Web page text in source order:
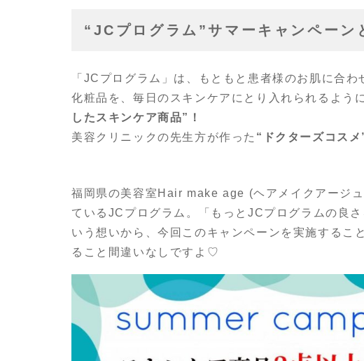
“JCプログラム”サマーキャンペーン
「JCプログラム」は、もともと患者様のお肌に合
化粧品を、毎日のスキンケアにとり入れられるよう
したスキンケア商品”！
美容クリニックの先生方が作った “ドクターズコスメ
福岡県の美容室Hair make age (ヘアメイクアージ
ているJCプログラム。「もっとJCプログラムの良
いう想いから、今回このキャンペーンを実施するこ
ること間違いなしですよ♡